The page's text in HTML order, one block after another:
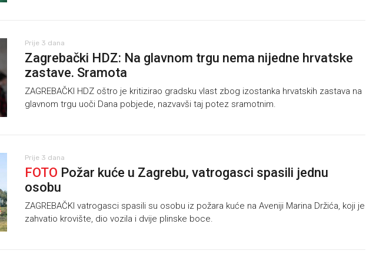
Prije 3 dana
Zagrebački HDZ: Na glavnom trgu nema nijedne hrvatske
zastave. Sramota
ZAGREBAČKI HDZ oštro je kritizirao gradsku vlast zbog izostanka hrvatskih zastava na
glavnom trgu uoči Dana pobjede, nazvavši taj potez sramotnim.
Prije 3 dana
FOTO Požar kuće u Zagrebu, vatrogasci spasili jednu
osobu
ZAGREBAČKI vatrogasci spasili su osobu iz požara kuće na Aveniji Marina Držića, koji je
zahvatio krovište, dio vozila i dvije plinske boce.